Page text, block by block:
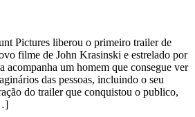
Pictures liberou o primeiro trailer de
filme de John Krasinski e estrelado por
acompanha um homem que consegue ver
das pessoas, incluindo o seu
do trailer que conquistou o publico,